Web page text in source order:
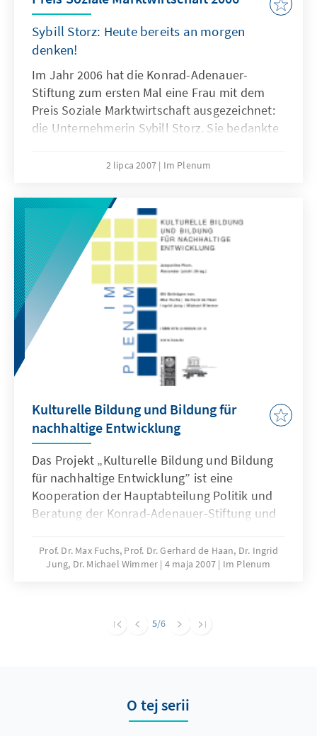
Sybill Storz: Heute bereits an morgen
denken!
Im Jahr 2006 hat die Konrad-Adenauer-
Stiftung zum ersten Mal eine Frau mit dem
Preis Soziale Marktwirtschaft ausgezeichnet:
die Unternehmerin Sybill Storz. Sie bedankte
die soziale Verantwortung
globalen Wirtschaftsraum – getreu der Vision
ihres Familienunternehmens: Heute bereits
an morgen denken! Diese Broschüre gibt die
Reden in redaktionell leicht überarbeiteter
Form wieder.
2 lipca 2007 Im Plenum
Kulturelle Bildung und Bildung für
nachhaltige Entwicklung
Das Projekt „Kulturelle Bildung und Bildung
für nachhaltige Entwicklung” ist eine
Kooperation der Hauptabteilung Politik und
Beratung der Konrad-Adenauer-Stiftung und
Publikation gibt die Ergebnisse der
Fachkonferenz vom 22. Juni 2006 in Berlin
Prof. Dr. Max Fuchs, Prof. Dr. Gerhard de Haan, Dr. Ingrid
Jung, Dr. Michael Wimmer 4 maja 2007 Im Plenum
5/6
O tej serii